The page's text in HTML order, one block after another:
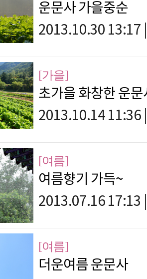
운문사 가을중순
2013.10.30 13:17
[가을]
초가을 화창한 운문
2013.10.14 11:36
[여름]
여름향기 가득~
2013.07.16 17:13
[여름]
더운여름 운문사